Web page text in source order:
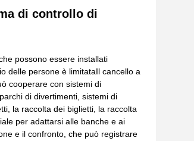
di controllo di
possono essere installati
delle persone è limitataIl cancello a
cooperare con sistemi di
di divertimenti, sistemi di
la raccolta dei biglietti, la raccolta
per adattarsi alle banche e ai
e il confronto, che può registrare